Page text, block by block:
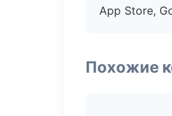
App Store,
Похожие